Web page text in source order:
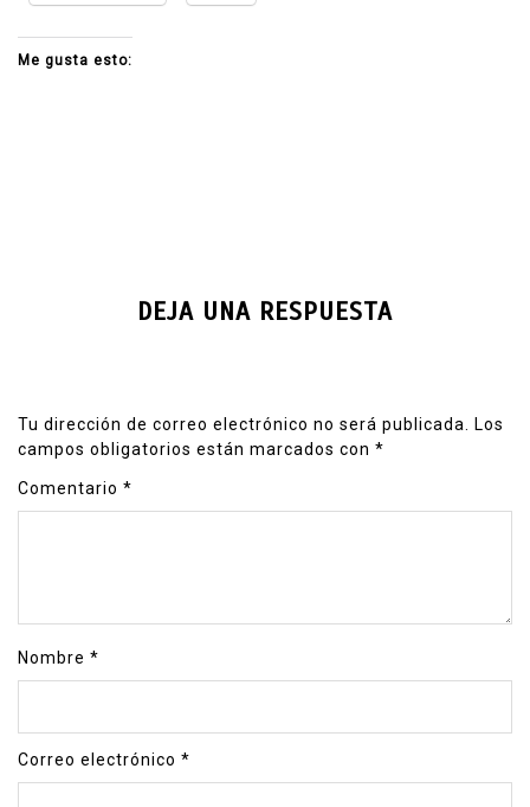
Me gusta esto:
DEJA UNA RESPUESTA
Tu dirección de correo electrónico no será publicada.
Los
campos obligatorios están marcados con *
Comentario *
Nombre *
Correo electrónico *